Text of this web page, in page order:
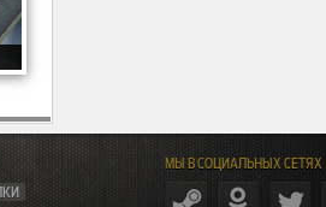
МЫ В СОЦИАЛЬНЫХ СЕТЯХ